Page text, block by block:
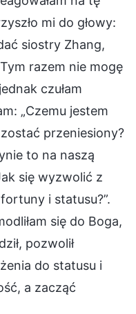
mi do głowy:
siostry Zhang,
razem nie mogę
czułam
„Czemu jestem
przeniesiony?
to na naszą
się wyzwolić z
i statusu?”.
się do Boga,
pozwolił
do statusu i
a zacząć